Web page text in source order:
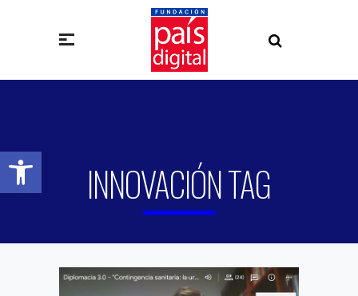
Abrir barra de herramientas
INNOVACIÓN TAG